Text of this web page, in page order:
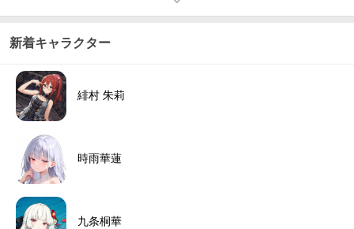
新着キャラクター
緋村 朱莉
時雨華蓮
九条桐華